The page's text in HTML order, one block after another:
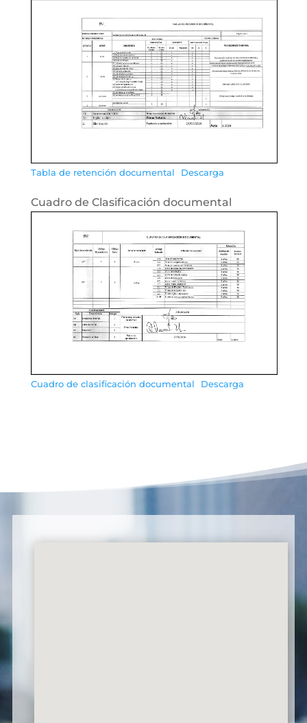
Tabla de retención documental Descarga
Cuadro de Clasificación documental
Cuadro de clasificación documental Descarga